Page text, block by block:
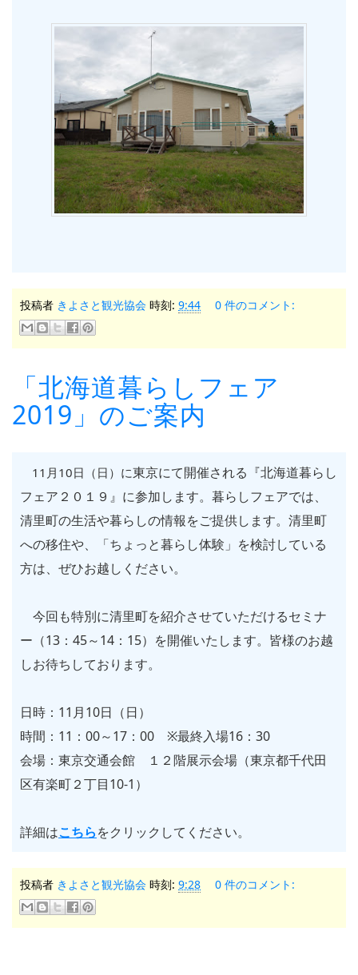
投稿者 きよさと観光協会 時刻: 9:44 0 件のコメント:
「北海道暮らしフェア
2019」のご案内
11月10日（日）に東京にて開催される『北海道暮らし
フェア２０１９ 』に参加します。 暮らしフェアでは、
清里町の生活や暮らしの情報をご提供します。清里町
への移住や、「ちょっと暮らし体験」を検討している
方は、ぜひお越しください。
今回も特別に清里町を紹介させていただけるセミナ
ー（13 ： 45～14 ： 15）を開催いたします。皆様のお越
しお待ちしております。
日時：11月10日（日）
時間： 11 ： 00～17 ： 00 ※最終入場16 ： 30
会場：東京交通会館 １２階展示会場（東京都千代田
区有楽町２丁目10-1 ）
詳細はこちらをクリックしてください。
投稿者 きよさと観光協会 時刻: 9:28 0 件のコメント: